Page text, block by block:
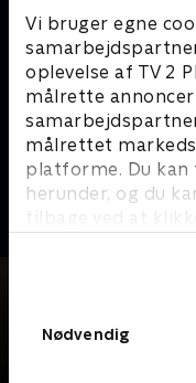
Vi bruger egne
oplevelse af TV 2
målrette annoncer
målrettet
platforme. Du
herunder, og du
tilbage ved at
Nødvendig
Jagten på
Dokumentar • 1 sæsoner